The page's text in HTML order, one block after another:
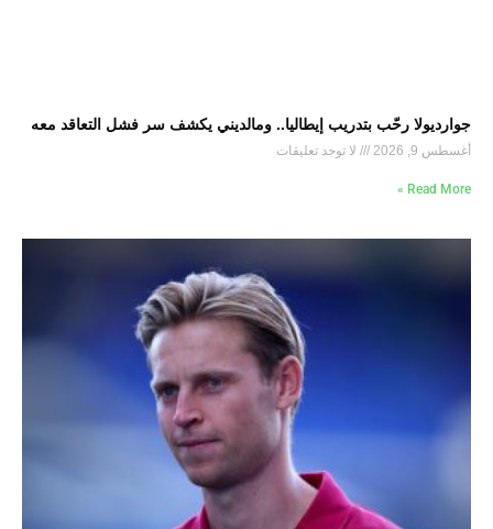
جوارديولا رحّب بتدريب إيطاليا.. ومالديني يكشف سر فشل التعاقد معه
أغسطس 9, 2026 لا توجد تعليقات
Read More »